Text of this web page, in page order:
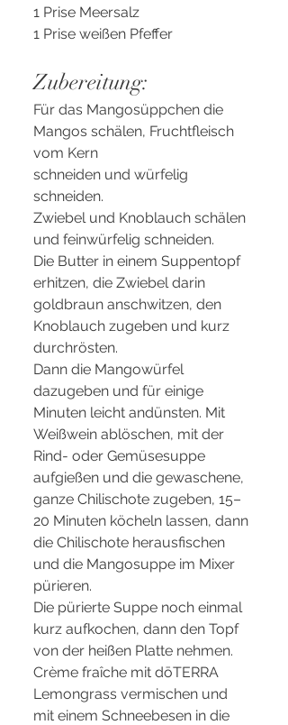
1 Prise Meersalz
1 Prise weißen Pfeffer
Zubereitung:
Für das Mangosüppchen die
Mangos schälen, Fruchtfleisch
vom Kern
schneiden und würfelig
schneiden.
Zwiebel und Knoblauch schälen
und feinwürfelig schneiden.
Die Butter in einem Suppentopf
erhitzen, die Zwiebel darin
goldbraun anschwitzen, den
Knoblauch zugeben und kurz
durchrösten.
Dann die Mangowürfel
dazugeben und für einige
Minuten leicht andünsten. Mit
Weißwein ablöschen, mit der
Rind- oder Gemüsesuppe
aufgießen und die gewaschene,
ganze Chilischote zugeben, 15–
20 Minuten köcheln lassen, dann
die Chilischote herausfischen
und die Mangosuppe im Mixer
pürieren.
Die pürierte Suppe noch einmal
kurz aufkochen, dann den Topf
von der heißen Platte nehmen.
Crème fraîche mit dōTERRA
Lemongrass vermischen und
mit einem Schneebesen in die